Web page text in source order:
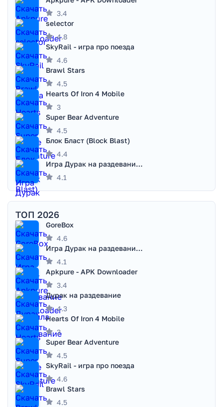
3.4
selector
4.8
SkyRail - игра про поезда
4.6
Brawl Stars
4.5
Hearts Of Iron 4 Mobile
3
Super Bear Adventure
4.5
Блок Бласт (Block Blast)
4.4
Игра Дурак на раздевание - Правила игры
4.1
ТОП 2026
GoreBox
4.6
Игра Дурак на раздевание - Правила игры
4.1
Apkpure - APK Downloader
3.4
Дурак на раздевание
4.3
Hearts Of Iron 4 Mobile
3
Super Bear Adventure
4.5
SkyRail - игра про поезда
4.6
Brawl Stars
4.5